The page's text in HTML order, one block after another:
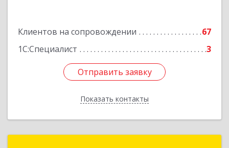
Клиентов на сопровождении
67
1С:Специалист
3
Отправить заявку
Показать контакты
Отправить заявку
Назад